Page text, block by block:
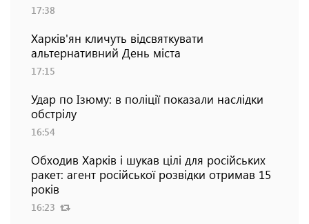
17:38
Харків'ян кличуть відсвяткувати
альтернативний День міста
17:15
Удар по Ізюму: в поліції показали наслідки
обстрілу
16:54
Обходив Харків і шукав цілі для російських
ракет: агент російської розвідки отримав 15
років
16:23